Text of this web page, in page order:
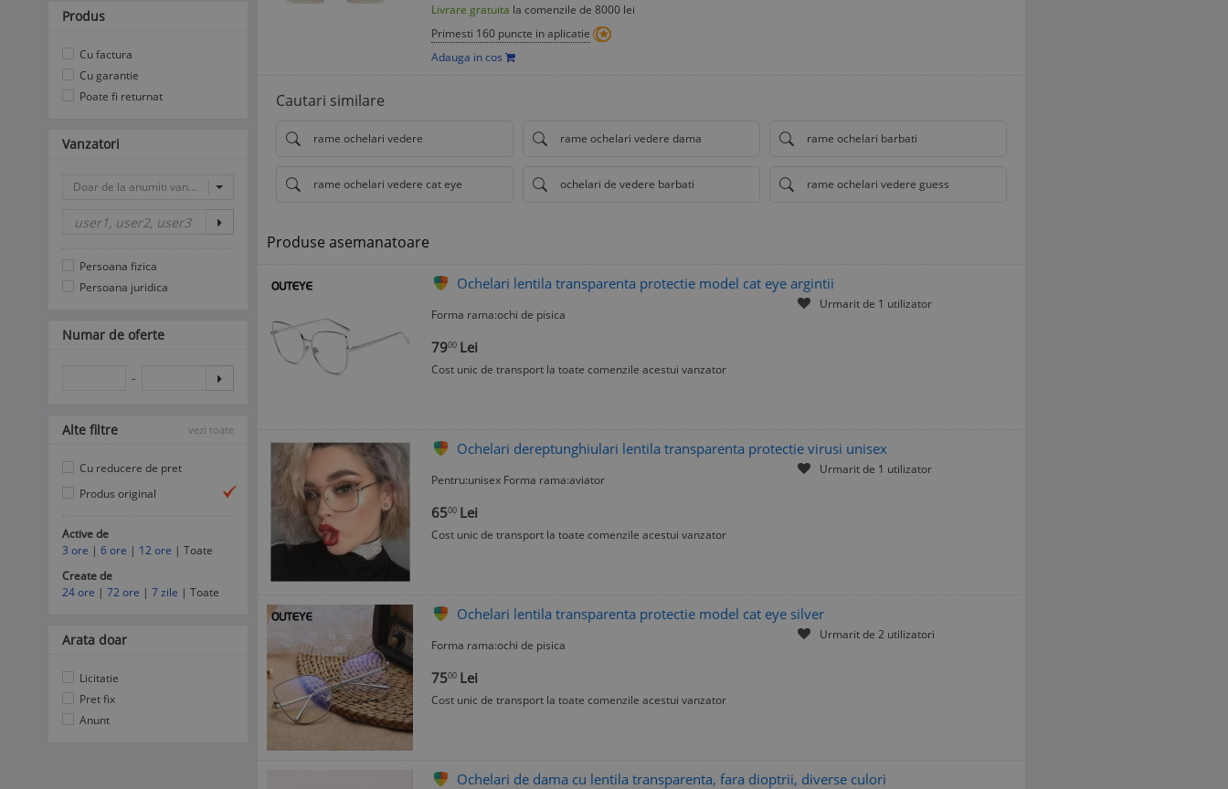
Livrare gratuita la comenzile de 8000 lei
Primesti 160 puncte in aplicatie
Adauga in cos
Cautari similare
rame ochelari vedere rame ochelari vedere dama rame ochelari barbati
rame ochelari vedere cat eye ochelari de vedere barbati rame ochelari vedere guess
Produse asemanatoare
Ochelari lentila transparenta protectie model cat eye argintii
Forma rama:ochi de pisica
7900 Lei
Cost unic de transport la toate comenzile acestui vanzator
Urmarit de 1 utilizator
Ochelari dereptunghiulari lentila transparenta protectie virusi unisex
Pentru:unisex Forma rama:aviator
6500 Lei
Cost unic de transport la toate comenzile acestui vanzator
Urmarit de 1 utilizator
Ochelari lentila transparenta protectie model cat eye silver
Forma rama:ochi de pisica
7500 Lei
Cost unic de transport la toate comenzile acestui vanzator
Urmarit de 2 utilizatori
Ochelari de dama cu lentila transparenta, fara dioptrii, diverse culori
Produs
Cu factura
Cu garantie
Poate fi returnat
Vanzatori
Doar de la anumiti vanzatori
Persoana fizica
Persoana juridica
Numar de oferte
-
Alte filtre vezi toate
Cu reducere de pret
Produs original
Active de
3 ore | 6 ore | 12 ore | Toate
Create de
24 ore | 72 ore | 7 zile | Toate
Arata doar
Licitatie
Pret fix
Anunt